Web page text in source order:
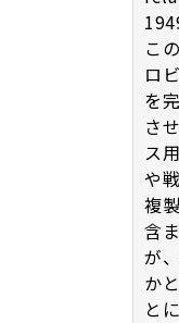
こ
ロ
を
さ
ス
や
複
含
が
か
と